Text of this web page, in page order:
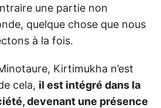
une partie non
quelque chose que nous
à la fois.
Kirtimukha n’est
cela, il est intégré dans la
devenant une présence